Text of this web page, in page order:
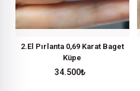
2.El Pırlanta 0,69 Karat Baget
Küpe
34.500₺